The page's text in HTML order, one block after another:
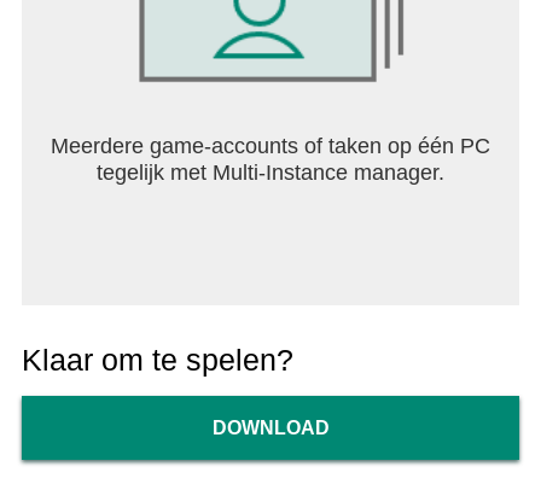
Meerdere game-accounts of taken op één PC
tegelijk met Multi-Instance manager.
Klaar om te spelen?
DOWNLOAD